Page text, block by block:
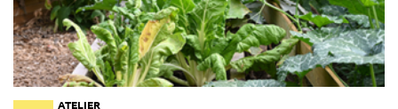
ATELIER